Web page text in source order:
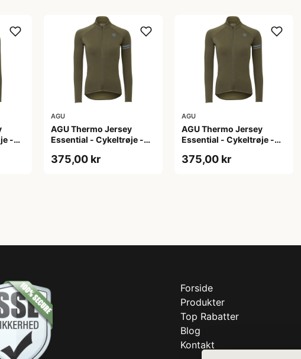
-
AGU
AGU Thermo Jersey
Essential - Cykeltrøje -
M
375,00 kr
AGU
AGU Thermo Jersey
Essential - Cykeltrøje -
375,00 kr
Forside
Produkter
Top Rabatter
Blog
Kontakt